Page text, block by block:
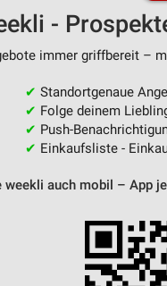
-
immer griffbereit –
✔ Standortgenaue
✔ Folge deinem
✔ Push-
✔ Einkaufsliste -
weekli auch mobil – App